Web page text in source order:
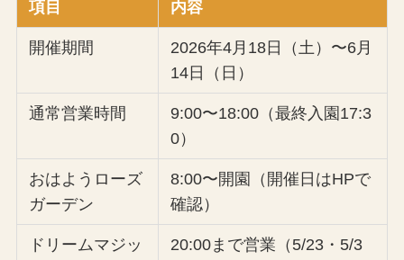
項目 内容
開催期間
2026年4月18日（土）〜6月
14日（日）
通常営業時間
9:00〜18:00（最終入園17:3
0）
おはようローズ
ガーデン
8:00〜開園（開催日はHPで
確認）
ドリームマジッ
20:00まで営業（5/23・5/3